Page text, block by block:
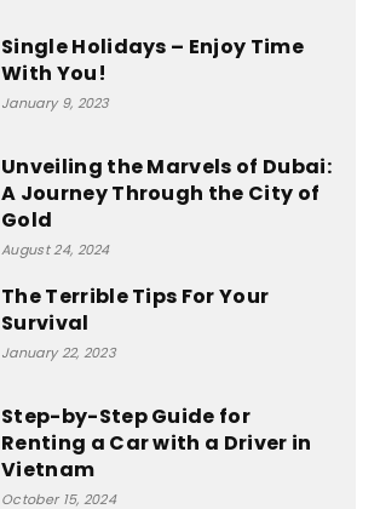
Single Holidays – Enjoy Time
With You!
January 9, 2023
Unveiling the Marvels of Dubai:
A Journey Through the City of
Gold
August 24, 2024
The Terrible Tips For Your
Survival
January 22, 2023
Step-by-Step Guide for
Renting a Car with a Driver in
Vietnam
October 15, 2024